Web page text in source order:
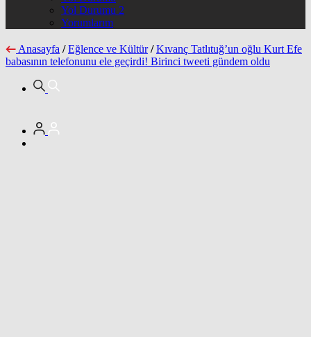
Yol Durumu 2
Yorumlarım
Anasayfa / Eğlence ve Kültür / Kıvanç Tatlıtuğ’un oğlu Kurt Efe
babasının telefonunu ele geçirdi! Birinci tweeti gündem oldu